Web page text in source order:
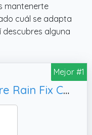
mantenerte
cuál se adapta
descubres alguna
Mejor #1
CMP Chaqueta Hombre Rain Fix Capucha, XXL